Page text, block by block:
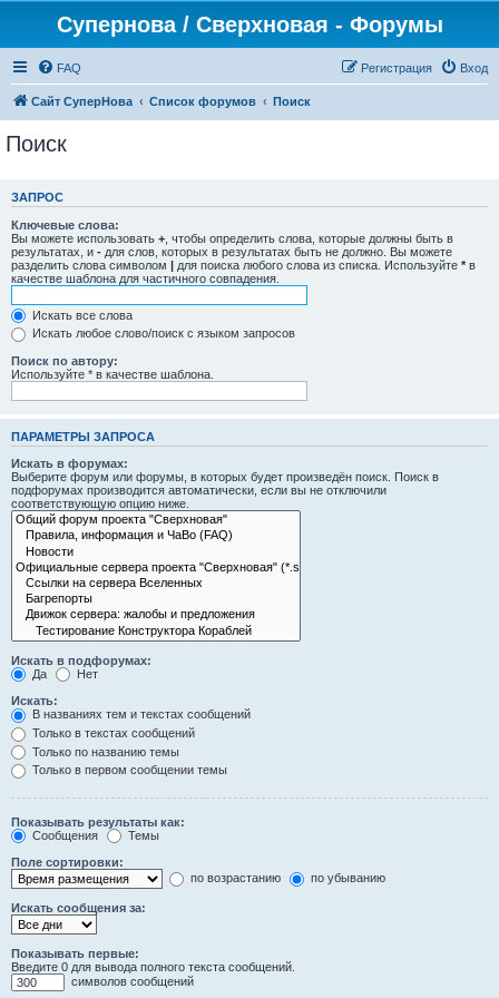
Супернова / Сверхновая - Форумы
FAQ Вход
Регистрация
Сайт СуперНова Список форумов Поиск
Поиск
ЗАПРОС
Ключевые слова:
Вы можете использовать + , чтобы определить слова, которые должны быть в
результатах, и - для слов, которых в результатах быть не должно. Вы можете
разделить слова символом | для поиска любого слова из списка. Используйте * в
качестве шаблона для частичного совпадения.
Искать все слова
Искать любое слово/поиск с языком запросов
Поиск по автору:
Используйте * в качестве шаблона.
ПАРАМЕТРЫ ЗАПРОСА
Искать в форумах:
Выберите форум или форумы, в которых будет произведён поиск. Поиск в
подфорумах производится автоматически, если вы не отключили
соответствующую опцию ниже.
Искать в подфорумах:
Да
Нет
Искать:
В названиях тем и текстах сообщений
Только в текстах сообщений
Только по названию темы
Только в первом сообщении темы
Показывать результаты как:
Сообщения
Темы
Поле сортировки:
по возрастанию
по убыванию
Искать сообщения за:
Показывать первые:
Введите 0 для вывода полного текста сообщений.
символов сообщений